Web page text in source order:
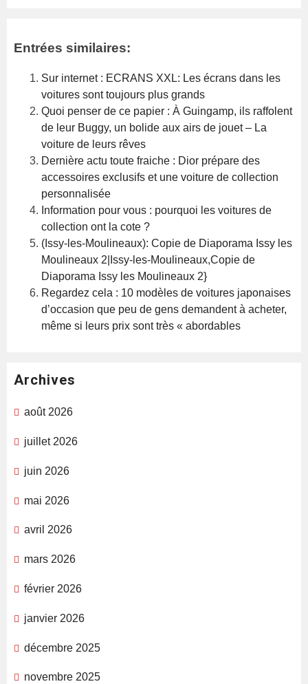
Entrées similaires:
Sur internet : ECRANS XXL: Les écrans dans les
voitures sont toujours plus grands
Quoi penser de ce papier : À Guingamp, ils raffolent
de leur Buggy, un bolide aux airs de jouet – La
voiture de leurs rêves
Dernière actu toute fraiche : Dior prépare des
accessoires exclusifs et une voiture de collection
personnalisée
Information pour vous : pourquoi les voitures de
collection ont la cote ?
(Issy-les-Moulineaux): Copie de Diaporama Issy les
Moulineaux 2|Issy-les-Moulineaux,Copie de
Diaporama Issy les Moulineaux 2}
Regardez cela : 10 modèles de voitures japonaises
d’occasion que peu de gens demandent à acheter,
même si leurs prix sont très « abordables
Archives
août 2026
juillet 2026
juin 2026
mai 2026
avril 2026
mars 2026
février 2026
janvier 2026
décembre 2025
novembre 2025